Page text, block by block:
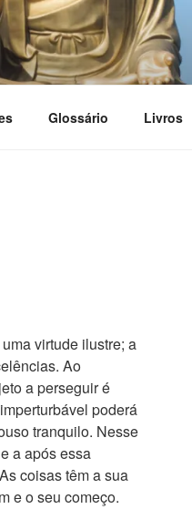
Glossário Livros
virtude ilustre; a
Ao
a perseguir é
poderá
tranquilo. Nesse
a após essa
coisas têm a sua
e o seu começo.